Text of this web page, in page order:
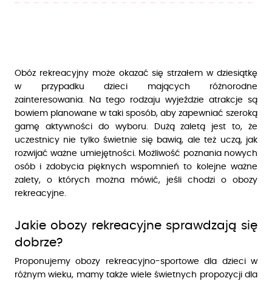
Obóz rekreacyjny może okazać się strzałem w dziesiątkę
w przypadku dzieci mających różnorodne
zainteresowania. Na tego rodzaju wyjeździe atrakcje są
bowiem planowane w taki sposób, aby zapewniać szeroką
gamę aktywności do wyboru. Dużą zaletą jest to, że
uczestnicy nie tylko świetnie się bawią, ale też uczą, jak
rozwijać ważne umiejętności. Możliwość poznania nowych
osób i zdobycia pięknych wspomnień to kolejne ważne
zalety, o których można mówić, jeśli chodzi o obozy
rekreacyjne.
Jakie obozy rekreacyjne sprawdzają się
dobrze?
Proponujemy obozy rekreacyjno-sportowe dla dzieci w
różnym wieku, mamy także wiele świetnych propozycji dla